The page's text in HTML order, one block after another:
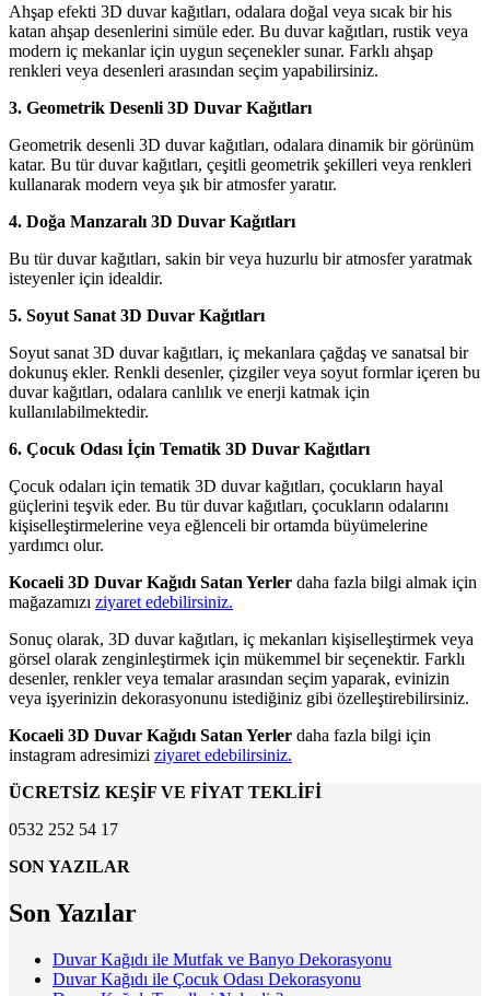
Ahşap efekti 3D duvar kağıtları, odalara doğal veya sıcak bir his
katan ahşap desenlerini simüle eder. Bu duvar kağıtları, rustik veya
modern iç mekanlar için uygun seçenekler sunar. Farklı ahşap
renkleri veya desenleri arasından seçim yapabilirsiniz.
3. Geometrik Desenli 3D Duvar Kağıtları
Geometrik desenli 3D duvar kağıtları, odalara dinamik bir görünüm
katar. Bu tür duvar kağıtları, çeşitli geometrik şekilleri veya renkleri
kullanarak modern veya şık bir atmosfer yaratır.
4. Doğa Manzaralı 3D Duvar Kağıtları
Bu tür duvar kağıtları, sakin bir veya huzurlu bir atmosfer yaratmak
isteyenler için idealdir.
5. Soyut Sanat 3D Duvar Kağıtları
Soyut sanat 3D duvar kağıtları, iç mekanlara çağdaş ve sanatsal bir
dokunuş ekler. Renkli desenler, çizgiler veya soyut formlar içeren bu
duvar kağıtları, odalara canlılık ve enerji katmak için
kullanılabilmektedir.
6. Çocuk Odası İçin Tematik 3D Duvar Kağıtları
Çocuk odaları için tematik 3D duvar kağıtları, çocukların hayal
güçlerini teşvik eder. Bu tür duvar kağıtları, çocukların odalarını
kişiselleştirmelerine veya eğlenceli bir ortamda büyümelerine
yardımcı olur.
Kocaeli 3D Duvar Kağıdı Satan Yerler daha fazla bilgi almak için
mağazamızı ziyaret edebilirsiniz.
Sonuç olarak, 3D duvar kağıtları, iç mekanları kişiselleştirmek veya
görsel olarak zenginleştirmek için mükemmel bir seçenektir. Farklı
desenler, renkler veya temalar arasından seçim yaparak, evinizin
veya işyerinizin dekorasyonunu istediğiniz gibi özelleştirebilirsiniz.
Kocaeli 3D Duvar Kağıdı Satan Yerler daha fazla bilgi için
instagram adresimizi ziyaret edebilirsiniz.
ÜCRETSİZ KEŞİF VE FİYAT TEKLİFİ
0532 252 54 17
SON YAZILAR
Son Yazılar
Duvar Kağıdı ile Mutfak ve Banyo Dekorasyonu
Duvar Kağıdı ile Çocuk Odası Dekorasyonu